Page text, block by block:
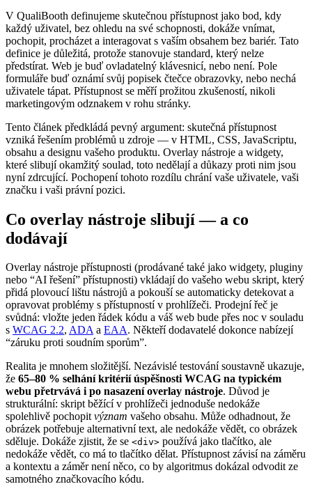
V QualiBooth definujeme skutečnou přístupnost jako bod, kdy
každý uživatel, bez ohledu na své schopnosti, dokáže vnímat,
pochopit, procházet a interagovat s vaším obsahem bez bariér. Tato
definice je důležitá, protože stanovuje standard, který nelze
předstírat. Web je buď ovladatelný klávesnicí, nebo není. Pole
formuláře buď oznámí svůj popisek čtečce obrazovky, nebo nechá
uživatele tápat. Přístupnost se měří prožitou zkušeností, nikoli
marketingovým odznakem v rohu stránky.
Tento článek předkládá pevný argument: skutečná přístupnost
vzniká řešením problémů u zdroje — v HTML, CSS, JavaScriptu,
obsahu a designu vašeho produktu. Overlay nástroje a widgety,
které slibují okamžitý soulad, toto nedělají a důkazy proti nim jsou
nyní zdrcující. Pochopení tohoto rozdílu chrání vaše uživatele, vaši
značku i vaši právní pozici.
Co overlay nástroje slibují — a co
dodávají
Overlay nástroje přístupnosti (prodávané také jako widgety, pluginy
nebo “AI řešení” přístupnosti) vkládají do vašeho webu skript, který
přidá plovoucí lištu nástrojů a pokouší se automaticky detekovat a
opravovat problémy s přístupností v prohlížeči. Prodejní řeč je
svůdná: vložte jeden řádek kódu a váš web bude přes noc v souladu
s WCAG 2.2, ADAa EAA. Někteří dodavatelé dokonce nabízejí
“záruku proti soudním sporům”.
Realita je mnohem složitější. Nezávislé testování soustavně ukazuje,
že 65–80 % selhání kritérií úspěšnosti WCAG na typickém
webu přetrvává i po nasazení overlay nástroje. Důvod je
strukturální: skript běžící v prohlížeči jednoduše nedokáže
spolehlivě pochopitvýznam vašeho obsahu. Může odhadnout, že
obrázek potřebuje alternativní text, ale nedokáže vědět, co obrázek
sděluje. Dokáže zjistit, že se <div> používá jako tlačítko, ale
nedokáže vědět, co má to tlačítko dělat. Přístupnost závisí na záměru
a kontextu a záměr není něco, co by algoritmus dokázal odvodit ze
samotného značkovacího kódu.